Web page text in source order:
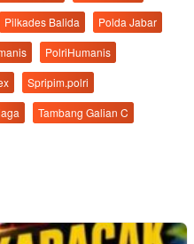
Pilkades Balida
Polda Jabar
PolriHumanis
Spripim.polri
Tambang Galian C